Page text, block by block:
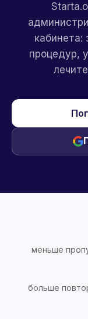
кабинета:
процедур,
меньше
больше